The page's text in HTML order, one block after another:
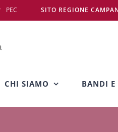
PEC SITO REGIONE
CHI SIAMO BANDI E